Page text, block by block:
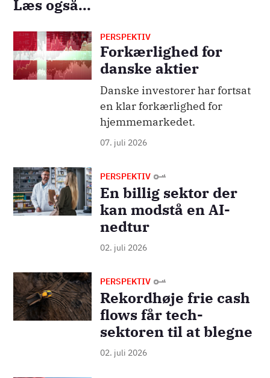
Læs også...
Billede PERSPEKTIV
Forkærlighed for
danske aktier
Danske investorer har fortsat
en klar forkærlighed for
hjemmemarkedet.
07. juli 2026
Billede PERSPEKTIV
En billig sektor der
kan modstå en AI-
nedtur
02. juli 2026
Billede PERSPEKTIV
Rekordhøje frie cash
flows får tech-
sektoren til at blegne
02. juli 2026